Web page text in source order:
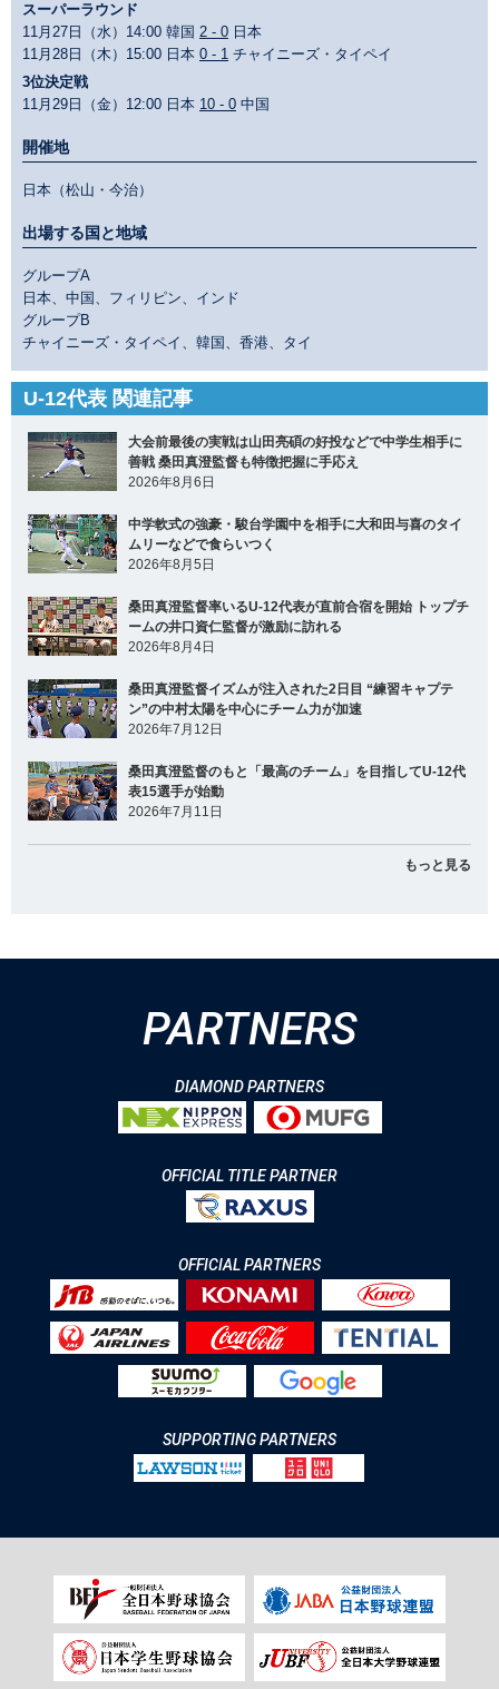
スーパーラウンド
11月27日（水）14:00 韓国 2 - 0 日本
11月28日（木）15:00 日本 0 - 1 チャイニーズ・タイペイ
3位決定戦
11月29日（金）12:00 日本 10 - 0 中国
開催地
日本（松山・今治）
出場する国と地域
グループA
日本、中国、フィリピン、インド
グループB
チャイニーズ・タイペイ、韓国、香港、タイ
U-12代表 関連記事
大会前最後の実戦は山田亮碩の好投などで中学生相手に
善戦 桑田真澄監督も特徴把握に手応え
2026年8月6日
中学軟式の強豪・駿台学園中を相手に大和田与喜のタイ
ムリーなどで食らいつく
2026年8月5日
桑田真澄監督率いるU-12代表が直前合宿を開始 トップチ
ームの井口資仁監督が激励に訪れる
2026年8月4日
桑田真澄監督イズムが注入された2日目 “練習キャプテ
ン”の中村太陽を中心にチーム力が加速
2026年7月12日
桑田真澄監督のもと「最高のチーム」を目指してU-12代
表15選手が始動
2026年7月11日
もっと見る
PARTNERS
DIAMOND PARTNERS
OFFICIAL TITLE PARTNER
OFFICIAL PARTNERS
SUPPORTING PARTNERS